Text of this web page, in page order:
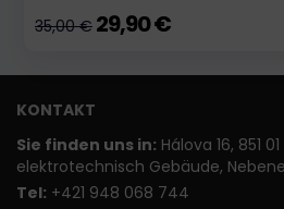
35,00 € 29,90 €
KONTAKT
Sie finden uns in: Hálova 16, 851
elektrotechnisch Gebäude,
Tel: +421 948 068 744